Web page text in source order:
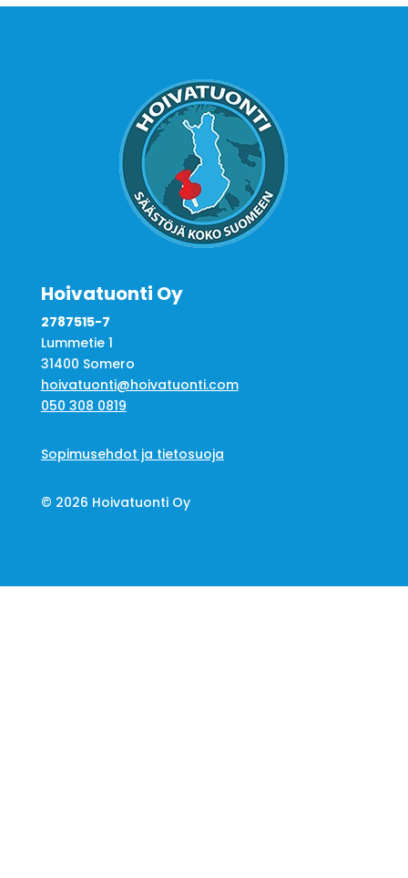
Hoivatuonti Oy
2787515-7
Lummetie 1
31400 Somero
hoivatuonti@hoivatuonti.com
050 308 0819
Sopimusehdot ja tietosuoja
© 2026 Hoivatuonti Oy